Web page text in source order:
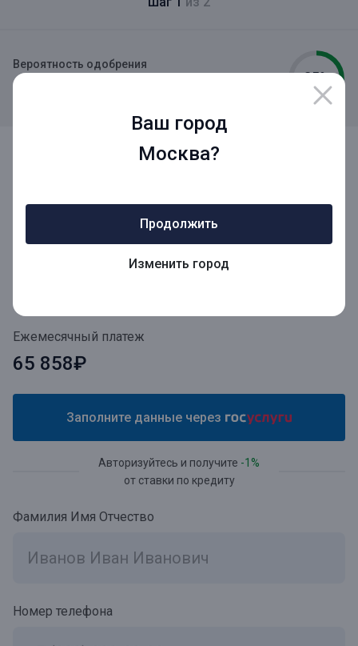
Ваш город
Москва?
Продолжить
Изменить город
Вероятность одобрения
35%
Срок кредита
Ежемесячный платеж
65 858₽
Заполните данные через
Авторизуйтесь и получите -1%
от ставки по кредиту
Фамилия Имя Отчество
Номер телефона